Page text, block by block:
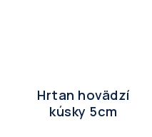
Hrtan hovädzí
kúsky 5cm